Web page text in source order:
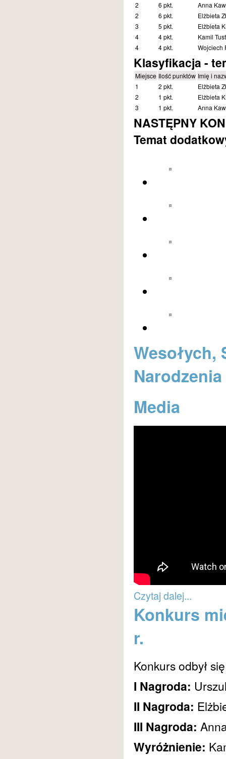
2
6 pkt.
Anna
2
6 pkt.
Elżbieta
3
5 pkt.
Elżbieta
4
4 pkt.
Kamil Tust
4
4 pkt. Wojciech
Klasyfikacja -
Miejsce Ilość punktów Imię i
1
2 pkt.
Elżbieta
2
1 pkt.
Elżbieta
3
1 pkt. Anna
NASTĘPNY
Temat
Wesołych,
Narodzenia
Media
Czytaj dalej...
Konkurs
r.
Konkurs odbył
I Nagroda:
II Nagroda:
III Nagroda:
Wyróżnienie: